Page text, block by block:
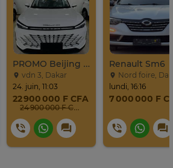
PROMO Beijing X7 / 2025
vdn 3, Dakar
24. juin, 11:03
22 900 000 F CFA
24 900 000 F CFA
Renault Sm6
Nord foire,
lundi, 16:16
7 000 000 F